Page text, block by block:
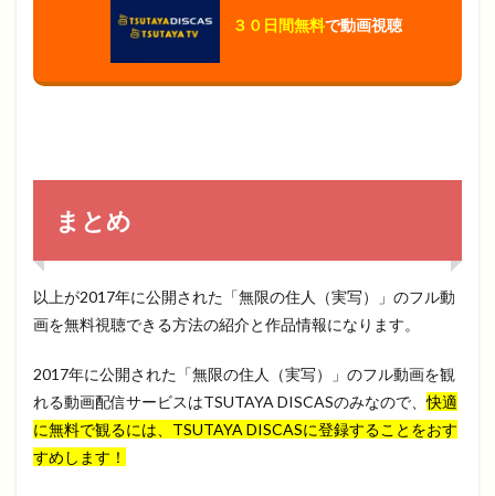
３０日間無料で動画視聴
まとめ
以上が2017年に公開された「無限の住人（実写）」のフル動
画を無料視聴できる方法の紹介と作品情報になります。
2017年に公開された「無限の住人（実写）」のフル動画を観
れる動画配信サービスはTSUTAYA DISCASのみなので、快適
に無料で観るには、TSUTAYA DISCASに登録することをおす
すめします！